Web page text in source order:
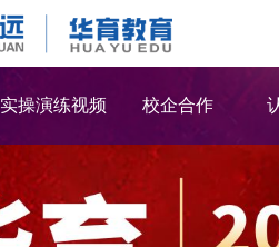
实操演练视频 校企合作